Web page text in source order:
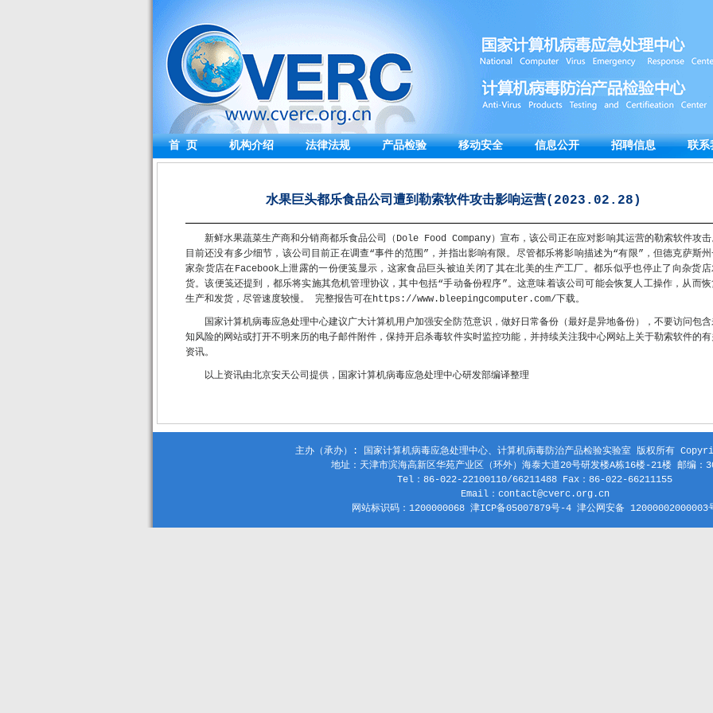
首 页 机构介绍 法律法规 产品检验 移动安全 信息公开 招聘信息 联系
水果巨头都乐食品公司遭到勒索软件攻击影响运营(2023.02.28)
新鲜水果蔬菜生产商和分销商都乐食品公司（Dole Food Company）宣布，该公司正在应对影响其运营的勒索软件攻击
目前还没有多少细节，该公司目前正在调查“事件的范围”，并指出影响有限。尽管都乐将影响描述为“有限”，但德克萨斯州
家杂货店在Facebook上泄露的一份便笺显示，这家食品巨头被迫关闭了其在北美的生产工厂。都乐似乎也停止了向杂货店
货。该便笺还提到，都乐将实施其危机管理协议，其中包括“手动备份程序”。这意味着该公司可能会恢复人工操作，从而恢
生产和发货，尽管速度较慢。 完整报告可在https://www.bleepingcomputer.com/下载。
国家计算机病毒应急处理中心建议广大计算机用户加强安全防范意识，做好日常备份（最好是异地备份），不要访问包
知风险的网站或打开不明来历的电子邮件附件，保持开启杀毒软件实时监控功能，并持续关注我中心网站上关于勒索软件的
资讯。
以上资讯由北京安天公司提供，国家计算机病毒应急处理中心研发部编译整理
主办（承办）: 国家计算机病毒应急处理中心、计算机病毒防治产品检验实验室 版权所有
地址：天津市滨海高新区华苑产业区（环外）海泰大道20号研发楼A栋16楼-21楼 邮编：
Tel：86-022-22100110/66211488 Fax：86-022-66211155
Email：contact@cverc.org.cn
网站标识码：1200000068 津ICP备05007879号-4 津公网安备 12000002000003